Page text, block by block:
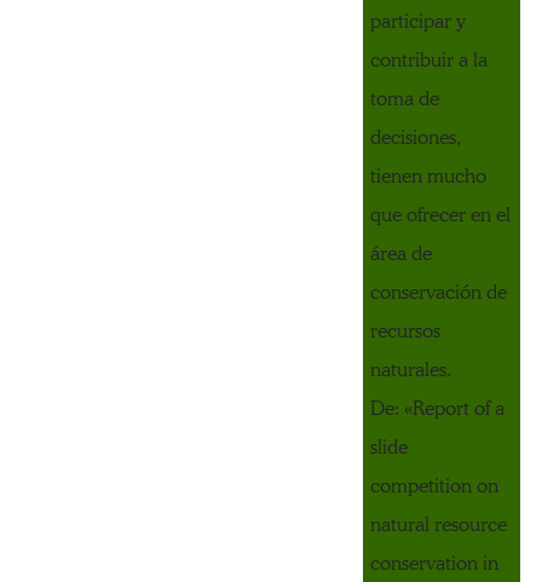
participar y
contribuir a la
toma de
decisiones,
tienen mucho
que ofrecer en el
área de
conservación de
recursos
naturales.
De: «Report of a
slide
competition on
natural resource
conservation in